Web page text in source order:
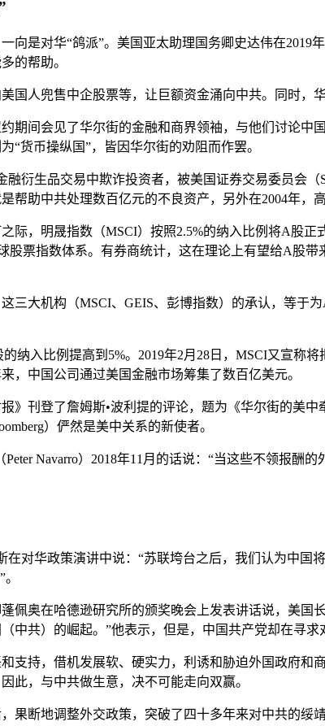
向是对华“鸽派”。美国亚太助理国务卿史达伟在2019
的帮助。
国人兜售中企股票等，让巨额资金涌向中共。同时，
期间会见了华尔街的金融和商界领袖，与他们讨论
“货币操纵国”，皆因华尔街的劝阻而作罢。
融衍生品交易中欺诈投资者，被美国证券交易委员会
帮助中共处理数百亿元的不良资产，另外在2004年，
际，明晟指数（MSCI）按照2.5%的纳入比例将A股
股票指数体系。有券商统计，这在理论上有望给A股
三大机构（MSCI、GEIS、彭博指数）的承认，等
纳入比例提高到5%。2019年2月28日，MSCI又宣
，中国公司通过美国金融市场筹集了数百亿美元。
》刊登了詹姆斯•波利提的评论，题为《华尔街的美
）俨然是美中关系的新使者。
Navarro）2018年11月的话说：“当这些不领报酬的
在对华政策演讲中说：“苏联垮台之后，我们认为中
蓬佩奥在哈德逊研究所的颁奖晚会上发表讲话说，美
中共）的崛起。”他表示，但是，中国共产党却在寻
支持，借机发展软、硬实力，利诱和胁迫外国政府
此，与中共做生意，决不可能走向双赢。
果断地调整外交政策，突破了四十多年来对中共的